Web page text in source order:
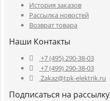
История заказов
Рассылка новостей
Возврат товара
Наши Контакты
+7 (495) 290-38-03
+7 (499) 290-38-03
Zakaz@tpk-elektrik.ru
Подписаться на рассылку